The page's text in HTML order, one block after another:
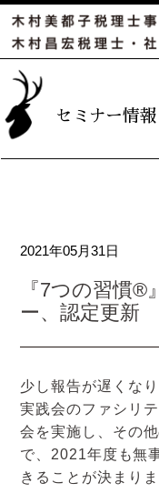
セミナー情
2021年05月31日
『7つの習慣®
ー、認定更新
少し報告が遅くな
実践会のファシリ
会を実施し、その
で、2021年度も無
きることが決まりま